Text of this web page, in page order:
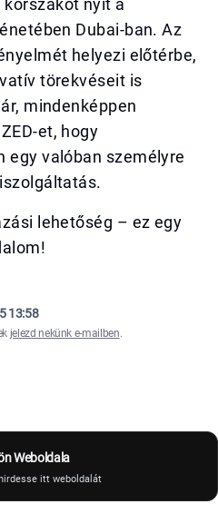
korszakot nyit a
Dubai-ban. Az
helyezi előtérbe,
törekvéseit is
mindenképpen
et, hogy
egy valóban személyre
lehetőség – ez egy
13:58
jelezd nekünk e-mailben.
Weboldala
itt weboldalát